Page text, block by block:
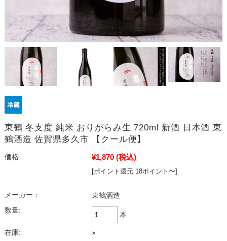
東鶴 冬支度 純米 おりがらみ生 720ml 新酒 日本酒 東
鶴酒造 佐賀県多久市 【クール便】
価格: ¥1,870 (税込)
[ポイント還元 18ポイント〜]
メーカー：
東鶴酒造
数量:
本
在庫: ×